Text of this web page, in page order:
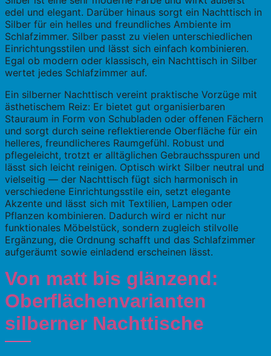
edel und elegant. Darüber hinaus sorgt ein Nachttisch in
Silber für ein helles und freundliches Ambiente im
Schlafzimmer. Silber passt zu vielen unterschiedlichen
Einrichtungsstilen und lässt sich einfach kombinieren.
Egal ob modern oder klassisch, ein Nachttisch in Silber
wertet jedes Schlafzimmer auf.
Ein silberner Nachttisch vereint praktische Vorzüge mit
ästhetischem Reiz: Er bietet gut organisierbaren
Stauraum in Form von Schubladen oder offenen Fächern
und sorgt durch seine reflektierende Oberfläche für ein
helleres, freundlicheres Raumgefühl. Robust und
pflegeleicht, trotzt er alltäglichen Gebrauchsspuren und
lässt sich leicht reinigen. Optisch wirkt Silber neutral und
vielseitig — der Nachttisch fügt sich harmonisch in
verschiedene Einrichtungsstile ein, setzt elegante
Akzente und lässt sich mit Textilien, Lampen oder
Pflanzen kombinieren. Dadurch wird er nicht nur
funktionales Möbelstück, sondern zugleich stilvolle
Ergänzung, die Ordnung schafft und das Schlafzimmer
aufgeräumt sowie einladend erscheinen lässt.
Von matt bis glänzend:
Oberflächenvarianten
silberner Nachttische